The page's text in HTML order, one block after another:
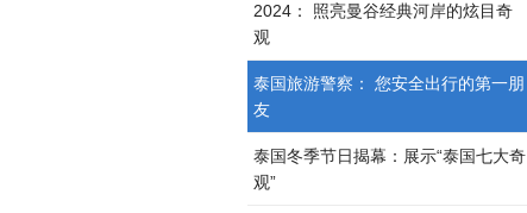
2024： 照亮曼谷经典河岸的炫目奇
观
泰国旅游警察： 您安全出行的第一朋
友
泰国冬季节日揭幕：展示“泰国七大奇
观”